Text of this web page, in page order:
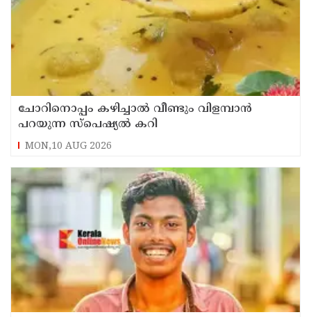
ചോറിനൊപ്പം കഴിച്ചാൽ വീണ്ടും വിളമ്പാൻ
പറയുന്ന സ്പെഷ്യൽ കറി
MON,10 AUG 2026